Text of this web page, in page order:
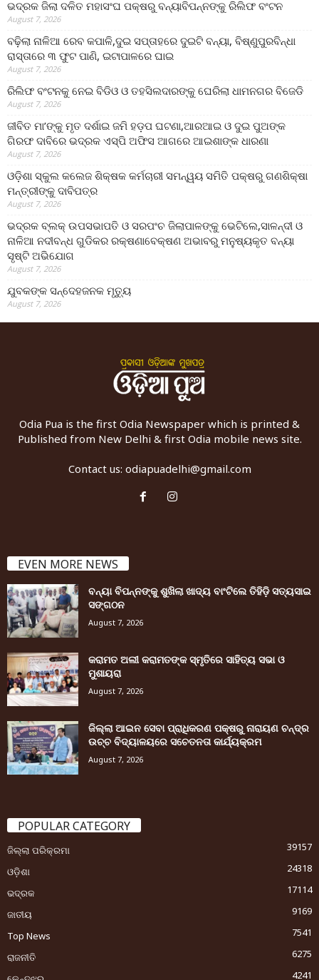
ଭଦ୍ରକ ଜିଲା ଦଳିତ ମହାସଂଘ ପକ୍ଷରୁ ବନ୍ୟାବିପନ୍ନଙ୍କୁ ରିଲିଫ ବଂଟନ
August 7, 2026
ବଢ଼ିଲା ନାଳିଆ ରେବ କପାଳି,ଦୁଇ ସପ୍ତାହରେ ଦୁଇଟି ବନ୍ୟା, ବିଷ୍ଣୁପୁରବିନ୍ଧା
ରାସ୍ତାରେ ୩ ଫୁଟ ପାଣି, ଇଟାପାଳରେ ଘାଇ
August 7, 2026
ରିଲିଫ ବଂଟନକୁ ନେଇ ବିଡିଓ ଓ ତହସିଲଦାରଙ୍କୁ ଘେରିଲା ଧାମନଗର ବିଜେଡି
August 7, 2026
ଜୀବିତ ମା’ଙ୍କୁ ମୃତ ଦର୍ଶାଇ ଜମି ହଡ଼ପ ଘଟଣା,ଆରଆଇ ଓ ଦୁଇ ପୁଅଙ୍କ
ଗିରଫ ଦାବିରେ ଭଦ୍ରକ ଏସ୍‌ପି ଅଫିସ ଆଗରେ ଆଇଶାଙ୍କ ଧାରଣା
August 7, 2026
ଓଡ଼ିଶା ସ୍କୁଲ କଲେଜ ଶିକ୍ଷକ କର୍ମଚାରୀ ସମନ୍ୱୟ ସମିତି ପକ୍ଷରୁ ଗଣଶିକ୍ଷା
ମନ୍ତ୍ରୀଙ୍କୁ ଦାବିପତ୍ର
August 7, 2026
ଭଦ୍ରକ ବ୍ଲକ୍ ଉପସଭାପତି ଓ ସରପଂଚ ଜିଲାପାଳଙ୍କୁ ଭେଟିଲେ,ସାଳନ୍ଦୀ ଓ
ନାଳିଆ ନଦୀବନ୍ଧ ଗୁଡିକର ରକ୍ଷଣାବେକ୍ଷଣ ଅଭାବରୁ ମନୁଷ୍ୟକୃତ ବନ୍ୟା
ସୃଷ୍ଟି ଅଭିଯୋଗ
August 7, 2026
ଯୁବକଙ୍କ ସନ୍ଦେହଜନକ ମୃତ୍ୟୁ
August 7, 2026
Odia Pua is the first Odia Newspaper which is printed &
Published from New Delhi & first Odia mobile news site.
Contact us: odiapuadelhi@gmail.com
EVEN MORE NEWS
ବନ୍ୟା ବିପନ୍ନଙ୍କୁ ଶୁଖିଲା ଖାଦ୍ୟ ବାଂଟିଲେ ତିହିଡି଼ ସତ୍ୟସାଇ
ସଙ୍ଗଠନ
August 7, 2026
କରାମତ ଅଲୀ କରାମତଙ୍କ ସ୍ମୃତିରେ ସାହିତ୍ୟ ସଭା ଓ
ମୁଶାୟରା
August 7, 2026
ଜିଲ୍ଲା ଆଇନ ସେବା ପ୍ରାଧିକରଣ ପକ୍ଷରୁ ନାରାୟଣ ଚନ୍ଦ୍ର
ଉଚ୍ଚ ବିଦ୍ୟାଳୟରେ ସଚେତନତା କାର୍ଯ୍ୟକ୍ରମ
August 7, 2026
POPULAR CATEGORY
ଜିଲ୍ଲା ପରିକ୍ରମା
39157
ଓଡ଼ିଶା
24318
ଭଦ୍ରକ
17114
ଜାତୀୟ
9169
Top News
7541
ରାଜନୀତି
6275
4241